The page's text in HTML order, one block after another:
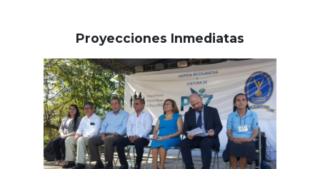
Proyecciones Inmediatas